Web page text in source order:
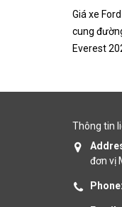
Giá xe
cung
Everest
Thông tin
đơn vị
Phone: